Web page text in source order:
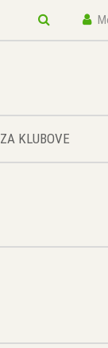
ZA KLUBOVE